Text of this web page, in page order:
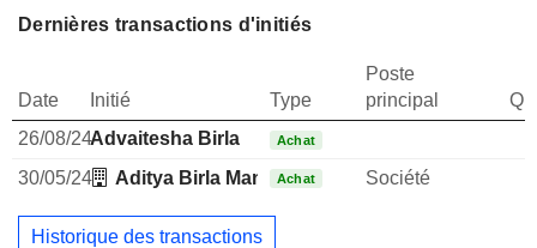
Dernières transactions d'initiés
Date Initié Type
Poste
principal
26/08/24Advaitesha Birla Achat
30/05/24
Aditya Birla Management Corp Pvt Ltd.
Achat Société
Historique des transactions